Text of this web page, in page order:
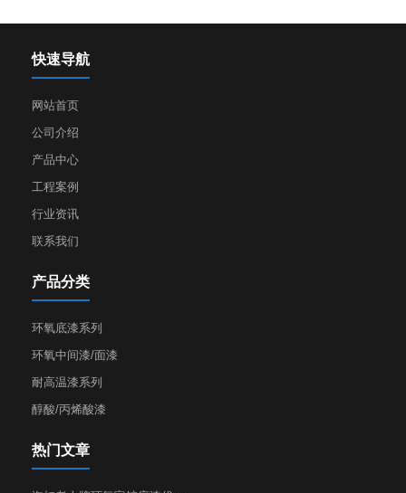
快速导航
网站首页
公司介绍
产品中心
工程案例
行业资讯
联系我们
产品分类
环氧底漆系列
环氧中间漆/面漆
耐高温漆系列
醇酸/丙烯酸漆
热门文章